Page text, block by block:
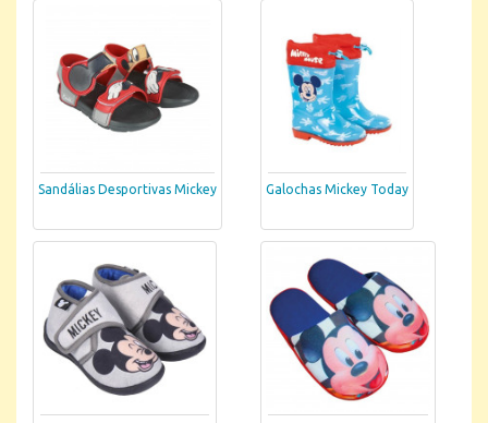
Sandálias Desportivas Mickey Galochas Mickey Today